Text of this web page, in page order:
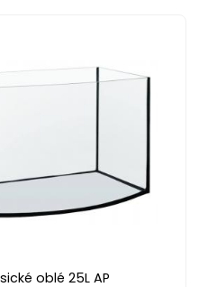
oblé 25L AP